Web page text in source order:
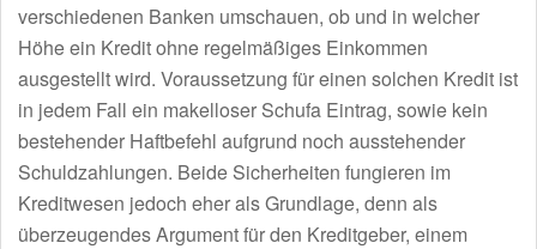
verschiedenen Banken umschauen, ob und in welcher
Höhe ein Kredit ohne regelmäßiges Einkommen
ausgestellt wird. Voraussetzung für einen solchen Kredit ist
in jedem Fall ein makelloser Schufa Eintrag, sowie kein
bestehender Haftbefehl aufgrund noch ausstehender
Schuldzahlungen. Beide Sicherheiten fungieren im
Kreditwesen jedoch eher als Grundlage, denn als
überzeugendes Argument für den Kreditgeber, einem